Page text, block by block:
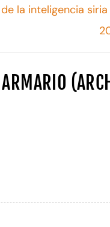
la inteligencia